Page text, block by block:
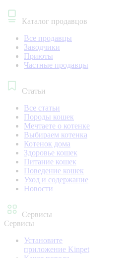
Каталог продавцов
Все продавцы
Заводчики
Приюты
Частные продавцы
Статьи
Все статьи
Породы кошек
Мечтаете о котенке
Выбираем котенка
Котенок дома
Здоровье кошек
Питание кошек
Поведение кошек
Уход и содержание
Новости
Сервисы
Сервисы
Установите
приложение Kinpet